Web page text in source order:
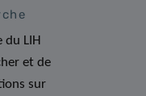
du LIH
et de
sur